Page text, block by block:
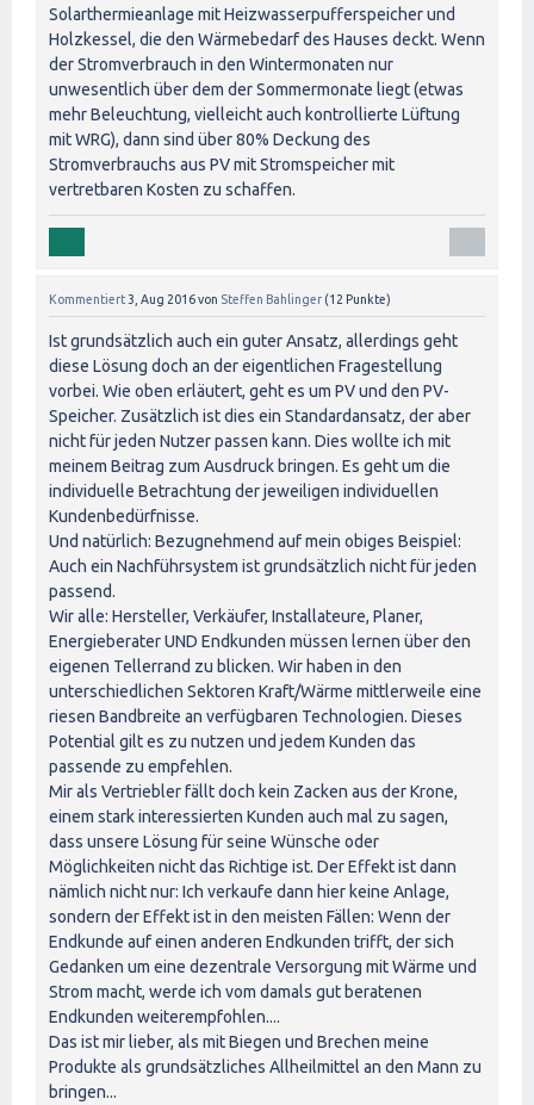
Solarthermieanlage mit Heizwasserpufferspeicher und
Holzkessel, die den Wärmebedarf des Hauses deckt. Wenn
der Stromverbrauch in den Wintermonaten nur
unwesentlich über dem der Sommermonate liegt (etwas
mehr Beleuchtung, vielleicht auch kontrollierte Lüftung
mit WRG), dann sind über 80% Deckung des
Stromverbrauchs aus PV mit Stromspeicher mit
vertretbaren Kosten zu schaffen.
Kommentiert 3, Aug 2016von Steffen Bahlinger (12 Punkte)
Ist grundsätzlich auch ein guter Ansatz, allerdings geht
diese Lösung doch an der eigentlichen Fragestellung
vorbei. Wie oben erläutert, geht es um PV und den PV-
Speicher. Zusätzlich ist dies ein Standardansatz, der aber
nicht für jeden Nutzer passen kann. Dies wollte ich mit
meinem Beitrag zum Ausdruck bringen. Es geht um die
individuelle Betrachtung der jeweiligen individuellen
Kundenbedürfnisse.
Und natürlich: Bezugnehmend auf mein obiges Beispiel:
Auch ein Nachführsystem ist grundsätzlich nicht für jeden
passend.
Wir alle: Hersteller, Verkäufer, Installateure, Planer,
Energieberater UND Endkunden müssen lernen über den
eigenen Tellerrand zu blicken. Wir haben in den
unterschiedlichen Sektoren Kraft/Wärme mittlerweile eine
riesen Bandbreite an verfügbaren Technologien. Dieses
Potential gilt es zu nutzen und jedem Kunden das
passende zu empfehlen.
Mir als Vertriebler fällt doch kein Zacken aus der Krone,
einem stark interessierten Kunden auch mal zu sagen,
dass unsere Lösung für seine Wünsche oder
Möglichkeiten nicht das Richtige ist. Der Effekt ist dann
nämlich nicht nur: Ich verkaufe dann hier keine Anlage,
sondern der Effekt ist in den meisten Fällen: Wenn der
Endkunde auf einen anderen Endkunden trifft, der sich
Gedanken um eine dezentrale Versorgung mit Wärme und
Strom macht, werde ich vom damals gut beratenen
Endkunden weiterempfohlen....
Das ist mir lieber, als mit Biegen und Brechen meine
Produkte als grundsätzliches Allheilmittel an den Mann zu
bringen...